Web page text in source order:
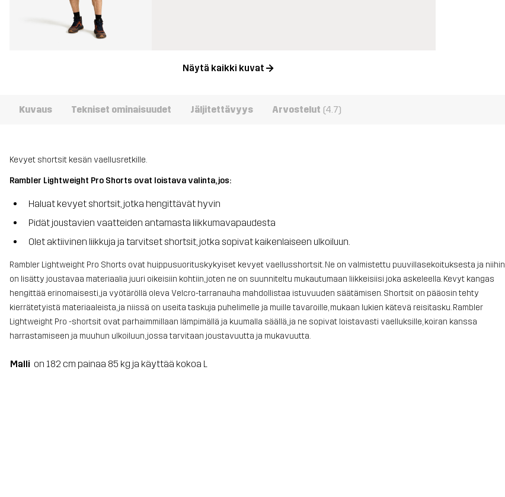
Näytä kaikki kuvat
Kuvaus Tekniset ominaisuudet Jäljitettävyys Arvostelut (4.7)
Kevyet shortsit kesän vaellusretkille.
Rambler Lightweight Pro Shorts ovat loistava valinta, jos:
Haluat kevyet shortsit, jotka hengittävät hyvin
Pidät joustavien vaatteiden antamasta liikkumavapaudesta
Olet aktiivinen liikkuja ja tarvitset shortsit, jotka sopivat kaikenlaiseen ulkoiluun.
Rambler Lightweight Pro Shorts ovat huippusuorituskykyiset kevyet vaellusshortsit. Ne on valmistettu puuvillasekoituksesta ja niihin
on lisätty joustavaa materiaalia juuri oikeisiin kohtiin, joten ne on suunniteltu mukautumaan liikkeisiisi joka askeleella. Kevyt kangas
hengittää erinomaisesti, ja vyötäröllä oleva Velcro-tarranauha mahdollistaa istuvuuden säätämisen. Shortsit on pääosin tehty
kierrätetyistä materiaaleista, ja niissä on useita taskuja puhelimelle ja muille tavaroille, mukaan lukien kätevä reisitasku. Rambler
Lightweight Pro -shortsit ovat parhaimmillaan lämpimällä ja kuumalla säällä, ja ne sopivat loistavasti vaelluksille, koiran kanssa
harrastamiseen ja muuhun ulkoiluun, jossa tarvitaan joustavuutta ja mukavuutta.
Malli on 182 cm painaa 85 kg ja käyttää kokoa L